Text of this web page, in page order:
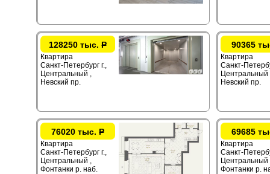
128250 тыс.Р
Квартира
Санкт-Петербург г.,
Центральный ,
Невский пр.
90365
Квартира
Санкт-
Центральный
Невский пр.
76020 тыс.Р
Квартира
Санкт-Петербург г.,
Центральный ,
Фонтанки р. наб.
69685
Квартира
Санкт-
Центральный
Фонтанки р.